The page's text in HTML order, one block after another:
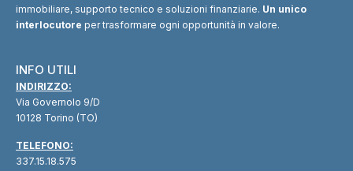
immobiliare, supporto tecnico e soluzioni finanziarie. Un unico
interlocutore per trasformare ogni opportunità in valore.
INFO UTILI
INDIRIZZO:
Via Governolo 9/D
10128 Torino (TO)
TELEFONO:
337.15.18.575